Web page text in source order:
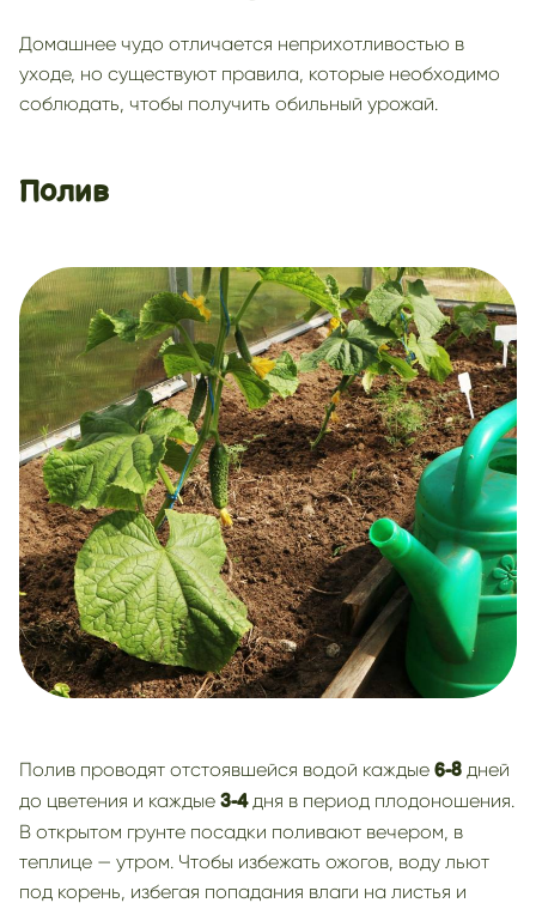
Домашнее чудо отличается неприхотливостью в
уходе, но существуют правила, которые необходимо
соблюдать, чтобы получить обильный урожай.
Полив
Полив проводят отстоявшейся водой каждые 6-8 дней
до цветения и каждые 3-4дня в период плодоношения.
В открытом грунте посадки поливают вечером, в
теплице — утром. Чтобы избежать ожогов, воду льют
под корень, избегая попадания влаги на листья и